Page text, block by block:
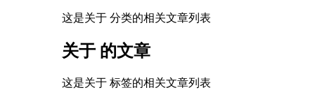
这是关于 分类的相关文章列表
关于 的文章
这是关于 标签的相关文章列表